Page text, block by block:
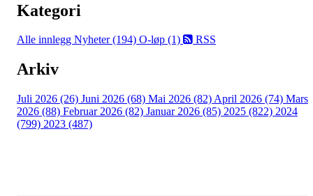
Kategori
Alle innlegg Nyheter (194) O-løp (1) RSS
Arkiv
Juli 2026 (26) Juni 2026 (68) Mai 2026 (82) April 2026 (74) Mars
2026 (88) Februar 2026 (82) Januar 2026 (85) 2025 (822) 2024
(799) 2023 (487)